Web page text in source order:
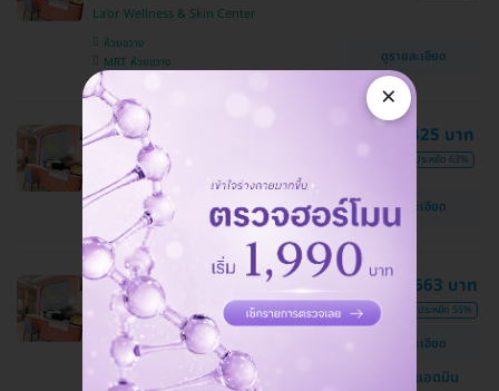
La’or Wellness & Skin Center
ห้วยขวาง
MRT ห้วยขวาง
ดูรายละเอียด
โปรแกรมเมโสหน้า Glow Skin 3 ซีซี
La’or Wellness & Skin Center
ห้วยขวาง
MRT ห้วยขวาง
1,425 บาท
ประหยัด 63%
ดูรายละเอียด
โปรแกรมโบท็อกซ์ 200 ยูนิต (หน้า)
La’or Wellness & Skin Center
ห้วยขวาง
MRT ห้วยขวาง
7,663 บาท
16,900 บาท ประหยัด 55%
ดูรายละเอียด
แชทกับแอดมิน
×